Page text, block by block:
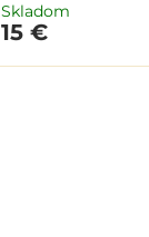
Skladom
15 €